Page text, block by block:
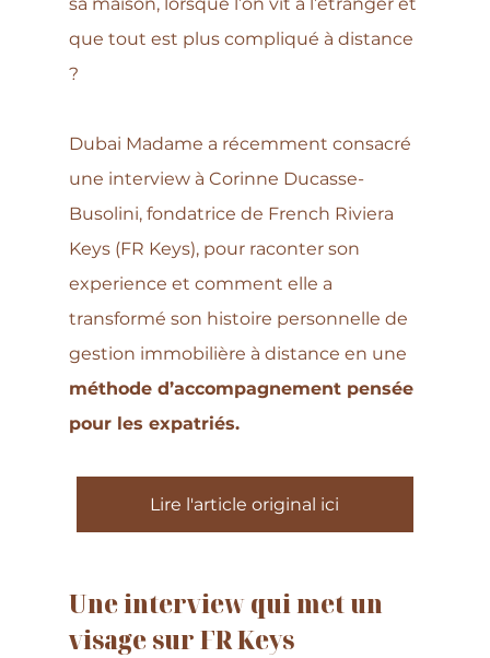
que tout est plus compliqué à distance
?
Dubai Madame a récemment consacré
une interview à Corinne Ducasse-
Busolini, fondatrice de French Riviera
Keys (FR Keys), pour raconter son
experience et comment elle a
transformé son histoire personnelle de
gestion immobilière à distance en une
méthode d’accompagnement pensée
pour les expatriés.
Lire l'article original ici
Une interview qui met un
visage sur FR Keys